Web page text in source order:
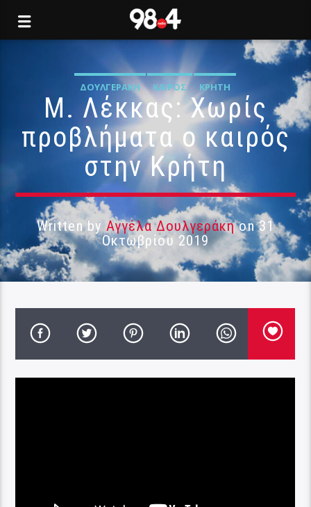
ΔΟΥΛΓΕΡΆΚΗ ΚΑΙΡΌΣ ΚΡΉΤΗ
Μ. Λέκκας: Χωρίς
προβλήματα ο καιρός
στην Κρήτη
Written by Αγγέλα Δουλγεράκηon 31
Οκτωβρίου 2019